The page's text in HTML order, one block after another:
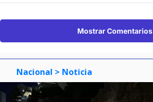
Mostrar Comentarios
Nacional > Noticia